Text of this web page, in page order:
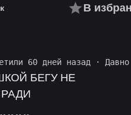
В
60 дней назад ·
БЕГУ НЕ